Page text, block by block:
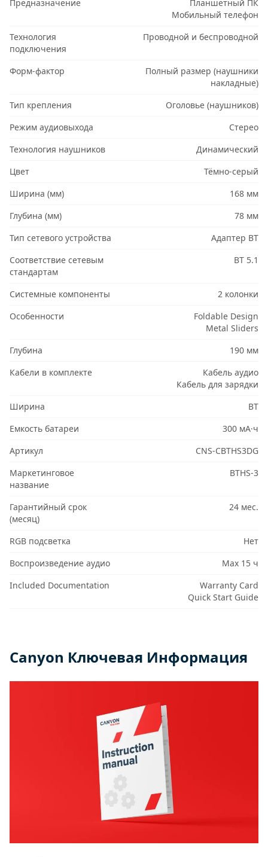
Предназначение
Планшетный ПК
Мобильный телефон
Технология
подключения
Проводной и беспроводной
Форм-фактор
Полный размер (наушники
накладные)
Тип крепления
Оголовье (наушников)
Режим аудиовыхода
Стерео
Технология наушников
Динамический
Цвет
Тёмно-серый
Ширина (мм)
168 мм
Глубина (мм)
78 мм
Тип сетевого устройства
Адаптер BT
Соответствие сетевым
стандартам
BT 5.1
Системные компоненты
2 колонки
Особенности
Foldable Design
Metal Sliders
Глубина
190 мм
Кабели в комплекте
Кабель аудио
Кабель для зарядки
Ширина
BT
Емкость батареи
300 мА·ч
Артикул
CNS-CBTHS3DG
Маркетинговое
название
BTHS-3
Гарантийный срок
(месяц)
24 мес.
RGB подсветка
Нет
Воспроизведение аудио
Max 15 ч
Included Documentation
Warranty Card
Quick Start Guide
Canyon Ключевая Информация